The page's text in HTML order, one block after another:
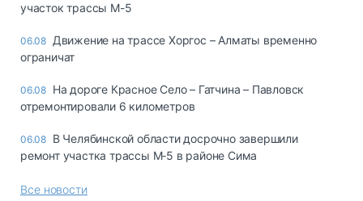
участок трассы М-5
06.08 Движение на трассе Хоргос – Алматы временно
ограничат
06.08 На дороге Красное Село – Гатчина – Павловск
отремонтировали 6 километров
06.08 В Челябинской области досрочно завершили
ремонт участка трассы М‑5 в районе Сима
Все новости